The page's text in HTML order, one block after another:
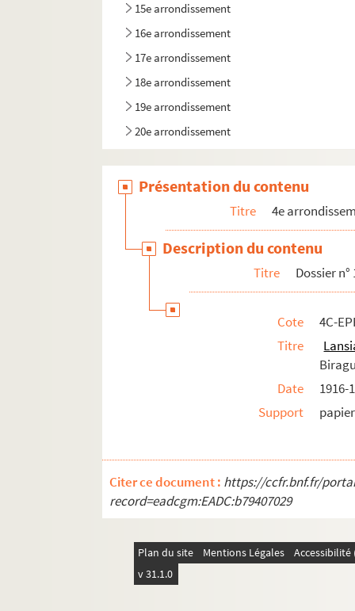
15e arrondissement
16e arrondissement
17e arrondissement
18e arrondissement
19e arrondissement
20e arrondissement
Présentation du contenu
Titre 4e
Description du contenu
Titre Dossier n°
Cote
4C-
Titre
Date
1916-
Support
Citer ce document : https://ccfr.bnf.fr/
record=eadcgm:EADC:b79407029
Plan du site Mentions Légales
v 31.1.0